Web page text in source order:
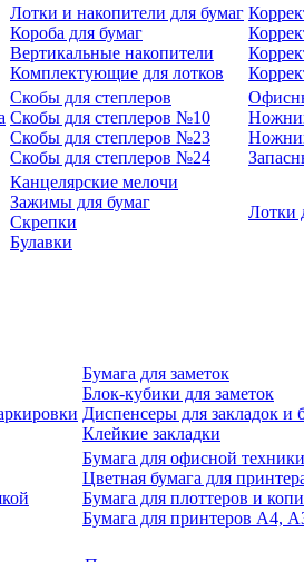
Лотки и накопители для бумаг
Короба для бумаг
Вертикальные накопители
Комплектующие для лотков
Скобы для степлеров
Скобы для степлеров №10
Скобы для степлеров №23
Скобы для степлеров №24
Канцелярские мелочи
Зажимы для бумаг
Скрепки
Булавки
Лотки
Бумага для заметок
Блок-кубики для заметок
Диспенсеры для закладок и
Клейкие закладки
Бумага для офисной техники
Цветная бумага для
Бумага для плоттеров и
Бумага для принтеров А4,